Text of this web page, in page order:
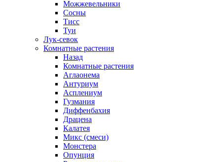
Можжевельники
Сосны
Тисс
Туи
Лук-севок
Комнатные растения
Назад
Комнатные растения
Аглаонема
Антуриум
Асплениум
Гузмания
Диффенбахия
Драцена
Калатея
Микс (смеси)
Монстера
Опунция